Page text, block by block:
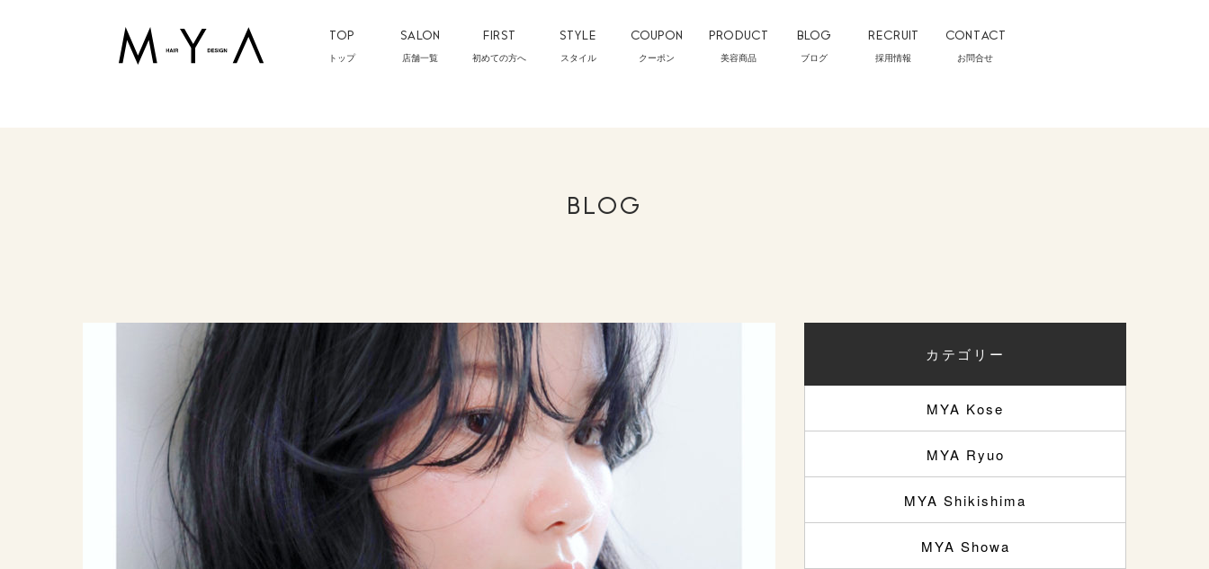
TOP
トップ
SALON
店舗一覧
FIRST
初めての方へ
STYLE
スタイル
COUPON
クーポン
PRODUCT
美容商品
BLOG
ブログ
RECRUIT
採用情報
CONTACT
お問合せ
BLOG
カテゴリー
MYA Kose
MYA Ryuo
MYA Shikishima
MYA Showa